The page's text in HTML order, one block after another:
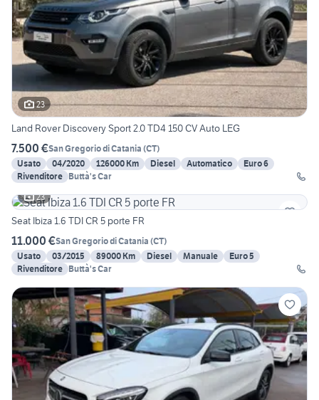
23
Land Rover Discovery Sport 2.0 TD4 150 CV Auto LEG
7.500 €San Gregorio di Catania (CT)
Usato
04/2020 126000 Km Diesel Automatico
Euro 6
Rivenditore Buttà's Car
23
Seat Ibiza 1.6 TDI CR 5 porte FR
11.000 €San Gregorio di Catania (CT)
Usato
03/2015 89000 Km Diesel Manuale
Euro 5
Rivenditore Buttà's Car